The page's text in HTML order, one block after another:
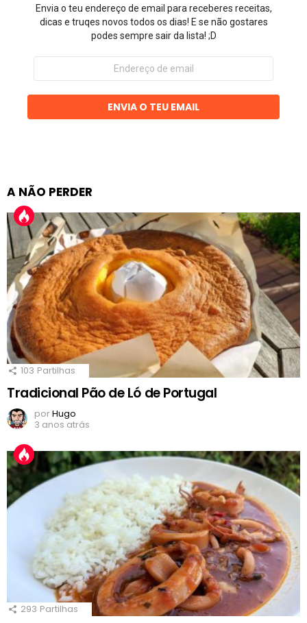
Envia o teu endereço de email para receberes receitas,
dicas e truqes novos todos os dias! E se não gostares
podes sempre sair da lista! ;D
Endereço
email
ENVIA O TEU EMAIL
A NÃO PERDER
103 Partilhas
Tradicional Pão de Ló de Portugal
porHugo
3 anos atrás
293 Partilhas